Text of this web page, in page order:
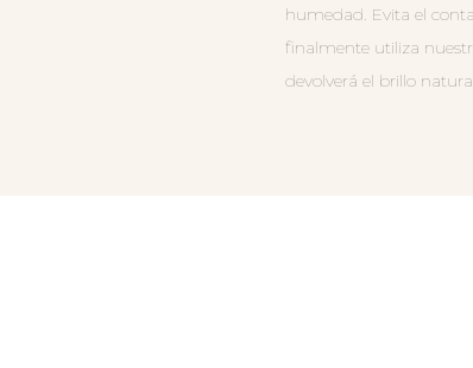
humedad. Evita el
finalmente utiliza
devolverá el brillo